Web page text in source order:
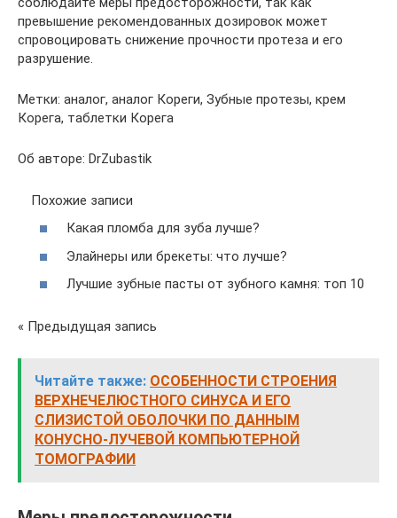
превышение рекомендованных дозировок может
спровоцировать снижение прочности протеза и его
разрушение.
Метки: аналог, аналог Кореги, Зубные протезы, крем
Корега, таблетки Корега
Об авторе: DrZubastik
Похожие записи
Какая пломба для зуба лучше?
Элайнеры или брекеты: что лучше?
Лучшие зубные пасты от зубного камня: топ 10
« Предыдущая запись
Читайте также: ОСОБЕННОСТИ СТРОЕНИЯ
ВЕРХНЕЧЕЛЮСТНОГО СИНУСА И ЕГО
СЛИЗИСТОЙ ОБОЛОЧКИ ПО ДАННЫМ
КОНУСНО-ЛУЧЕВОЙ КОМПЬЮТЕРНОЙ
ТОМОГРАФИИ